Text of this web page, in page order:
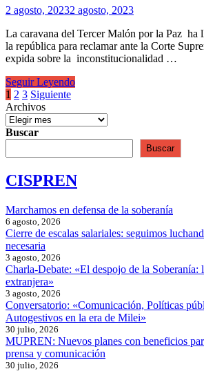
sacrifiquen
para
que
otros
anden
autos
eléctricos”
2 agosto, 20232 agosto, 2023
La caravana del Tercer Malón por la Paz ha
la república para reclamar ante la Corte
expida sobre la inconstitucionalidad …
Indígenas
no
respetados
en
sus
derechos
en
Seguir Leyendo
Paginación
de
entradas
1 2 3 Siguiente
Archivos
Buscar
Buscar
CISPREN
Marchamos en defensa de la soberanía
6 agosto, 2026
Cierre de escalas salariales: seguimos
necesaria
3 agosto, 2026
Charla-Debate: «El despojo de la Soberanía:
extranjera»
3 agosto, 2026
Conversatorio: «Comunicación, Políticas
Autogestivos en la era de Milei»
30 julio, 2026
MUPREN: Nuevos planes con beneficios
prensa y comunicación
30 julio, 2026